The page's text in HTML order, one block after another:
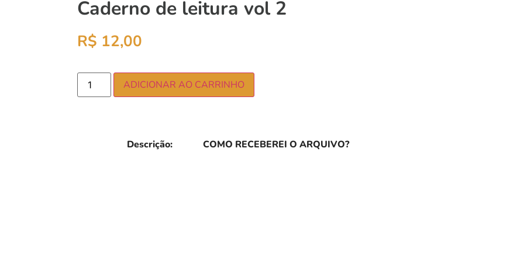
Caderno de leitura vol 2
R$ 12,00
ADICIONAR AO CARRINHO
Descrição: COMO RECEBEREI O ARQUIVO?